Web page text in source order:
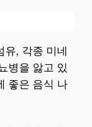
, 각종 미네
병을 앓고 있
좋은 음식 나